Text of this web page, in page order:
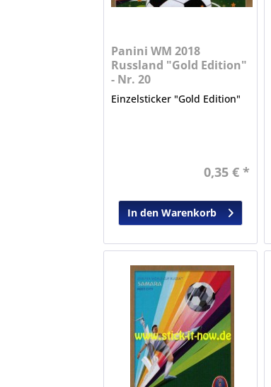
Panini WM 2018
Russland "Gold Edition"
- Nr. 20
Einzelsticker "Gold Edition"
0,35 € *
In den Warenkorb